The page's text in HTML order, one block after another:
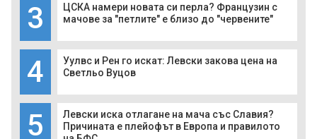
3
ЦСКА намери новата си перла? Французин с
мачове за "петлите" е близо до "червените"
4
Уулвс и Рен го искат: Левски закова цена на
Светльо Вуцов
5
Левски иска отлагане на мача със Славия?
Причината е плейофът в Европа и правилото